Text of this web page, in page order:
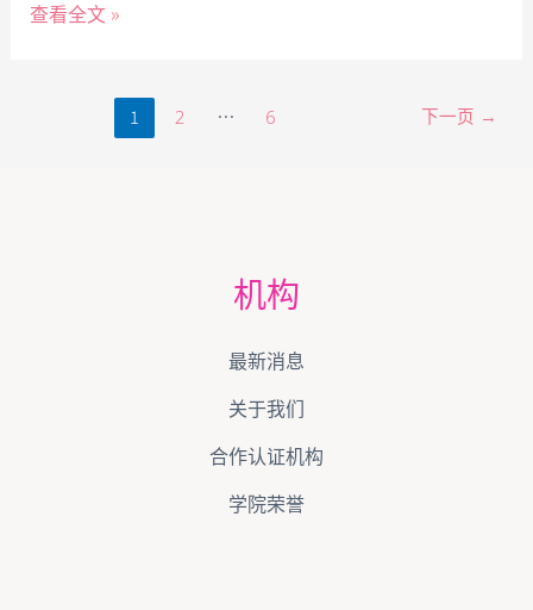
查看全文 »
1 2 … 6 下一页 →
机构
最新消息
关于我们
合作认证机构
学院荣誉